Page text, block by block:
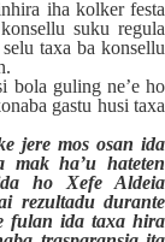
iha kolker festa
suku regula
taxa ba konsellu
bola guling ne’e ho
gastu husi taxa
jere mos osan ida
mak ha’u hateten
ho Xefe Aldeia
rezultadu durante
fulan ida taxa hira